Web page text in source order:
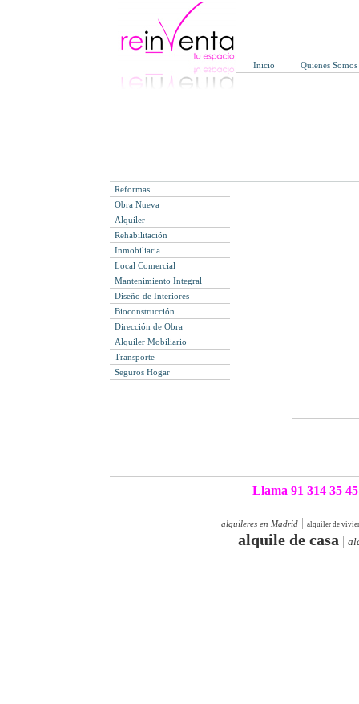
Inicio Quienes Somos
Reformas
Obra Nueva
Alquiler
Rehabilitación
Inmobiliaria
Local Comercial
Mantenimiento Integral
Diseño de Interiores
Bioconstrucción
Dirección de Obra
Alquiler Mobiliario
Transporte
Seguros Hogar
Llama 91 314 35 45
alquileres en Madrid | alquiler de
alquile de casa |